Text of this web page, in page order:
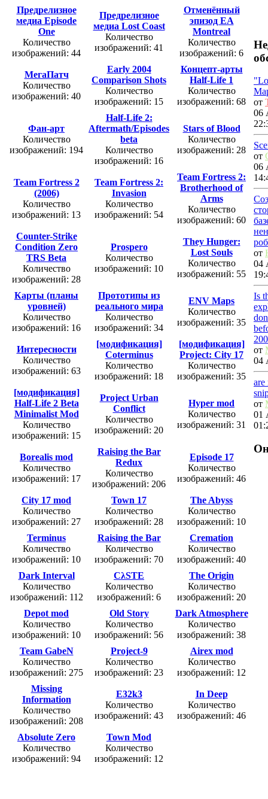
Предрелизное
медиа Episode
One
Количество
изображений: 44
Предрелизное
медиа Lost Coast
Количество
изображений: 41
Отменённый
эпизод EA
Montreal
Количество
изображений: 6
МегаПатч
Количество
изображений: 40
Early 2004
Comparison Shots
Количество
изображений: 15
Концепт-арты
Half-Life 1
Количество
изображений: 68
Фан-арт
Количество
изображений: 194
Half-Life 2:
Aftermath/Episodes
beta
Количество
изображений: 16
Stars of Blood
Количество
изображений: 28
Team Fortress 2
(2006)
Количество
изображений: 13
Team Fortress 2:
Invasion
Количество
изображений: 54
Team Fortress 2:
Brotherhood of
Arms
Количество
изображений: 60
Counter-Strike
Condition Zero
TRS Beta
Количество
изображений: 28
Prospero
Количество
изображений: 10
They Hunger:
Lost Souls
Количество
изображений: 55
Карты (планы
уровней)
Количество
изображений: 16
Прототипы из
реального мира
Количество
изображений: 34
ENV Maps
Количество
изображений: 35
Интересности
Количество
изображений: 63
[модификация]
Coterminus
Количество
изображений: 18
[модификация]
Project: City 17
Количество
изображений: 35
[модификация]
Half-Life 2 Beta
Minimalist Mod
Количество
изображений: 15
Project Urban
Conflict
Количество
изображений: 20
Hyper mod
Количество
изображений: 31
Borealis mod
Количество
изображений: 17
Raising the Bar
Redux
Количество
изображений: 206
Episode 17
Количество
изображений: 46
City 17 mod
Количество
изображений: 27
Town 17
Количество
изображений: 28
The Abyss
Количество
изображений: 10
Terminus
Количество
изображений: 10
Raising the Bar
Количество
изображений: 70
Cremation
Количество
изображений: 40
Dark Interval
Количество
изображений: 112
CλSTE
Количество
изображений: 6
The Origin
Количество
изображений: 20
Depot mod
Количество
изображений: 10
Old Story
Количество
изображений: 56
Dark Atmosphere
Количество
изображений: 38
Team GabeN
Количество
изображений: 275
Project-9
Количество
изображений: 23
Airex mod
Количество
изображений: 12
Missing
Information
Количество
изображений: 208
E32k3
Количество
изображений: 43
In Deep
Количество
изображений: 46
Absolute Zero
Количество
изображений: 94
Town Mod
Количество
изображений: 12
от
06
от
06
от
04
Is
от
04
are
от
01